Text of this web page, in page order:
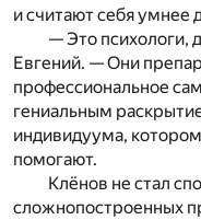
и считают себя умнее
— Это психологи,
Евгений. — Они
профессиональное
гениальным
индивидуума,
помогают.
Клёнов не стал
сложнопостроенных